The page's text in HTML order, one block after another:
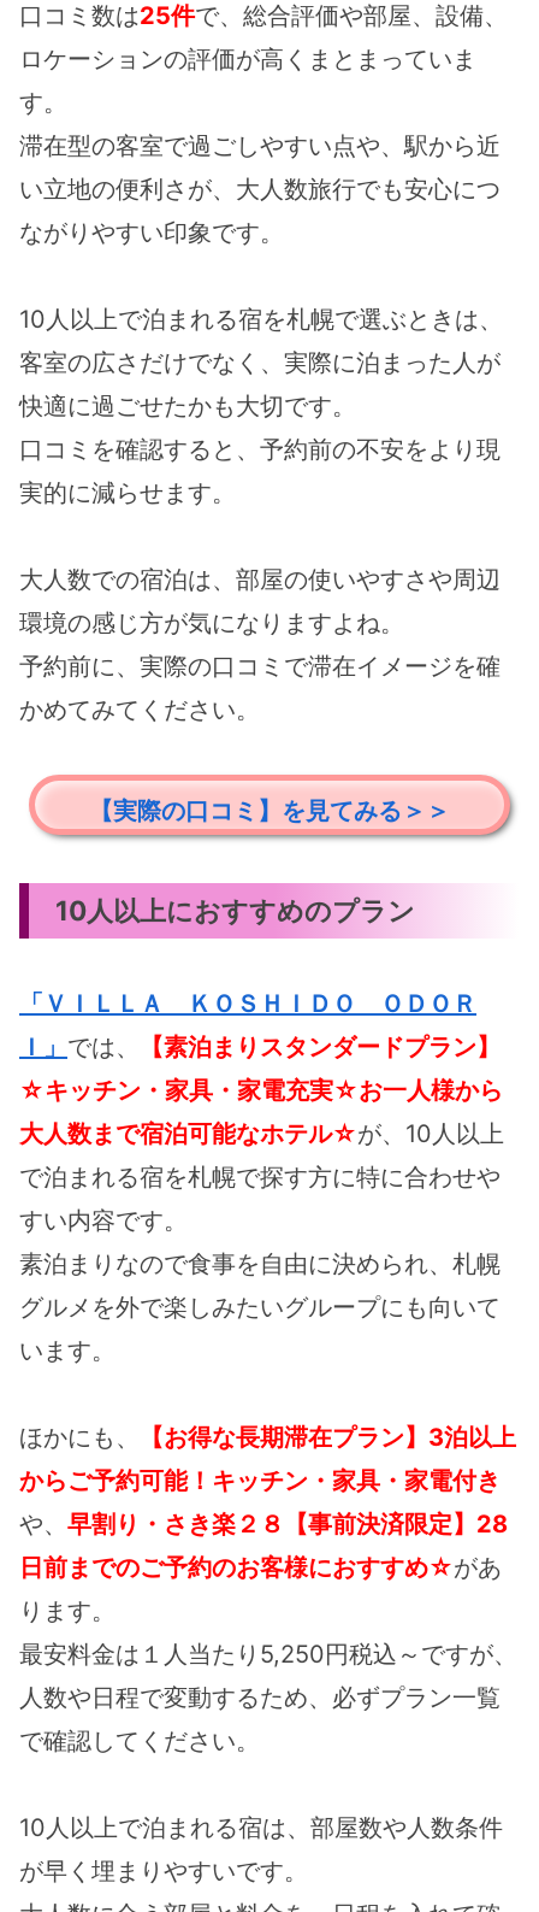
口コミ数は25件で、総合評価や部屋、設備、
ロケーションの評価が高くまとまっていま
す。
滞在型の客室で過ごしやすい点や、駅から近
い立地の便利さが、大人数旅行でも安心につ
ながりやすい印象です。
10人以上で泊まれる宿を札幌で選ぶときは、
客室の広さだけでなく、実際に泊まった人が
快適に過ごせたかも大切です。
口コミを確認すると、予約前の不安をより現
実的に減らせます。
大人数での宿泊は、部屋の使いやすさや周辺
環境の感じ方が気になりますよね。
予約前に、実際の口コミで滞在イメージを確
かめてみてください。
【実際の口コミ】を見てみる＞＞
10人以上におすすめのプラン
「ＶＩＬＬＡ ＫＯＳＨＩＤＯ ＯＤＯＲ
Ｉ」 では、
【素泊まりスタンダードプラン】
☆キッチン・家具・家電充実☆お一人様から
大人数まで宿泊可能なホテル☆が、10人以上
で泊まれる宿を札幌で探す方に特に合わせや
すい内容です。
素泊まりなので食事を自由に決められ、札幌
グルメを外で楽しみたいグループにも向いて
います。
ほかにも、
【お得な長期滞在プラン】3泊以上
からご予約可能！キッチン・家具・家電付き
や、 早割り・さき楽２８【事前決済限定】28
日前までのご予約のお客様におすすめ☆があ
ります。
最安料金は１人当たり5,250円税込～ですが、
人数や日程で変動するため、必ずプラン一覧
で確認してください。
10人以上で泊まれる宿は、部屋数や人数条件
が早く埋まりやすいです。